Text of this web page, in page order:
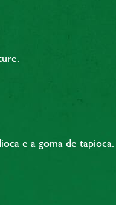
e a goma de tapioca.